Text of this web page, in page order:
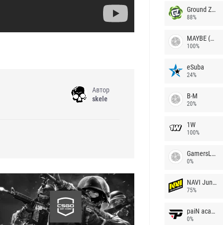
Автор
skele
Ground Zero
88%
MAYBE (UA)
100%
eSuba
24%
B-M
20%
1W
100%
GamersLab
0%
NAVI Junior
75%
paiN academy
0%